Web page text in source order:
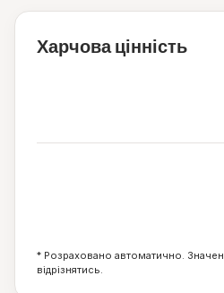
Харчова цінність
* Розраховано автоматично.
відрізнятись.